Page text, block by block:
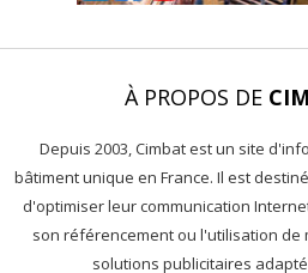
À PROPOS DE
Depuis 2003, Cimbat est un site
bâtiment unique en France. Il est
d'optimiser leur communication
son référencement ou l'utilisation de
solutions publicitaires